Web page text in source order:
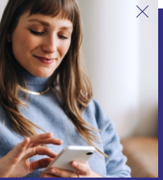
se k odběru našich novinek a
Kč!
nepromeškej žádnou nabídku.
Chci voucher
údajů najdeš v našich
údajů.